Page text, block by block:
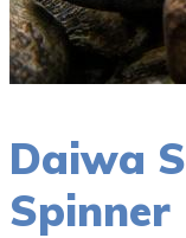
Daiwa
Spinner